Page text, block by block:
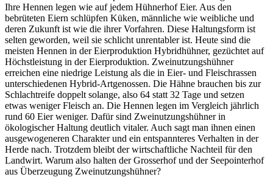
Ihre Hennen legen wie auf jedem Hühnerhof Eier. Aus den
bebrüteten Eiern schlüpfen Küken, männliche wie weibliche und
deren Zukunft ist wie die ihrer Vorfahren. Diese Haltungsform ist
selten geworden, weil sie schlicht unrentabler ist. Heute sind die
meisten Hennen in der Eierproduktion Hybridhühner, gezüchtet auf
Höchstleistung in der Eierproduktion. Zweinutzungshühner
erreichen eine niedrige Leistung als die in Eier- und Fleischrassen
unterschiedenen Hybrid-Artgenossen. Die Hähne brauchen bis zur
Schlachtreife doppelt solange, also 64 statt 32 Tage und setzen
etwas weniger Fleisch an. Die Hennen legen im Vergleich jährlich
rund 60 Eier weniger. Dafür sind Zweinutzungshühner in
ökologischer Haltung deutlich vitaler. Auch sagt man ihnen einen
ausgewogeneren Charakter und ein entspannteres Verhalten in der
Herde nach. Trotzdem bleibt der wirtschaftliche Nachteil für den
Landwirt. Warum also halten der Grosserhof und der Seepointerhof
aus Überzeugung Zweinutzungshühner?